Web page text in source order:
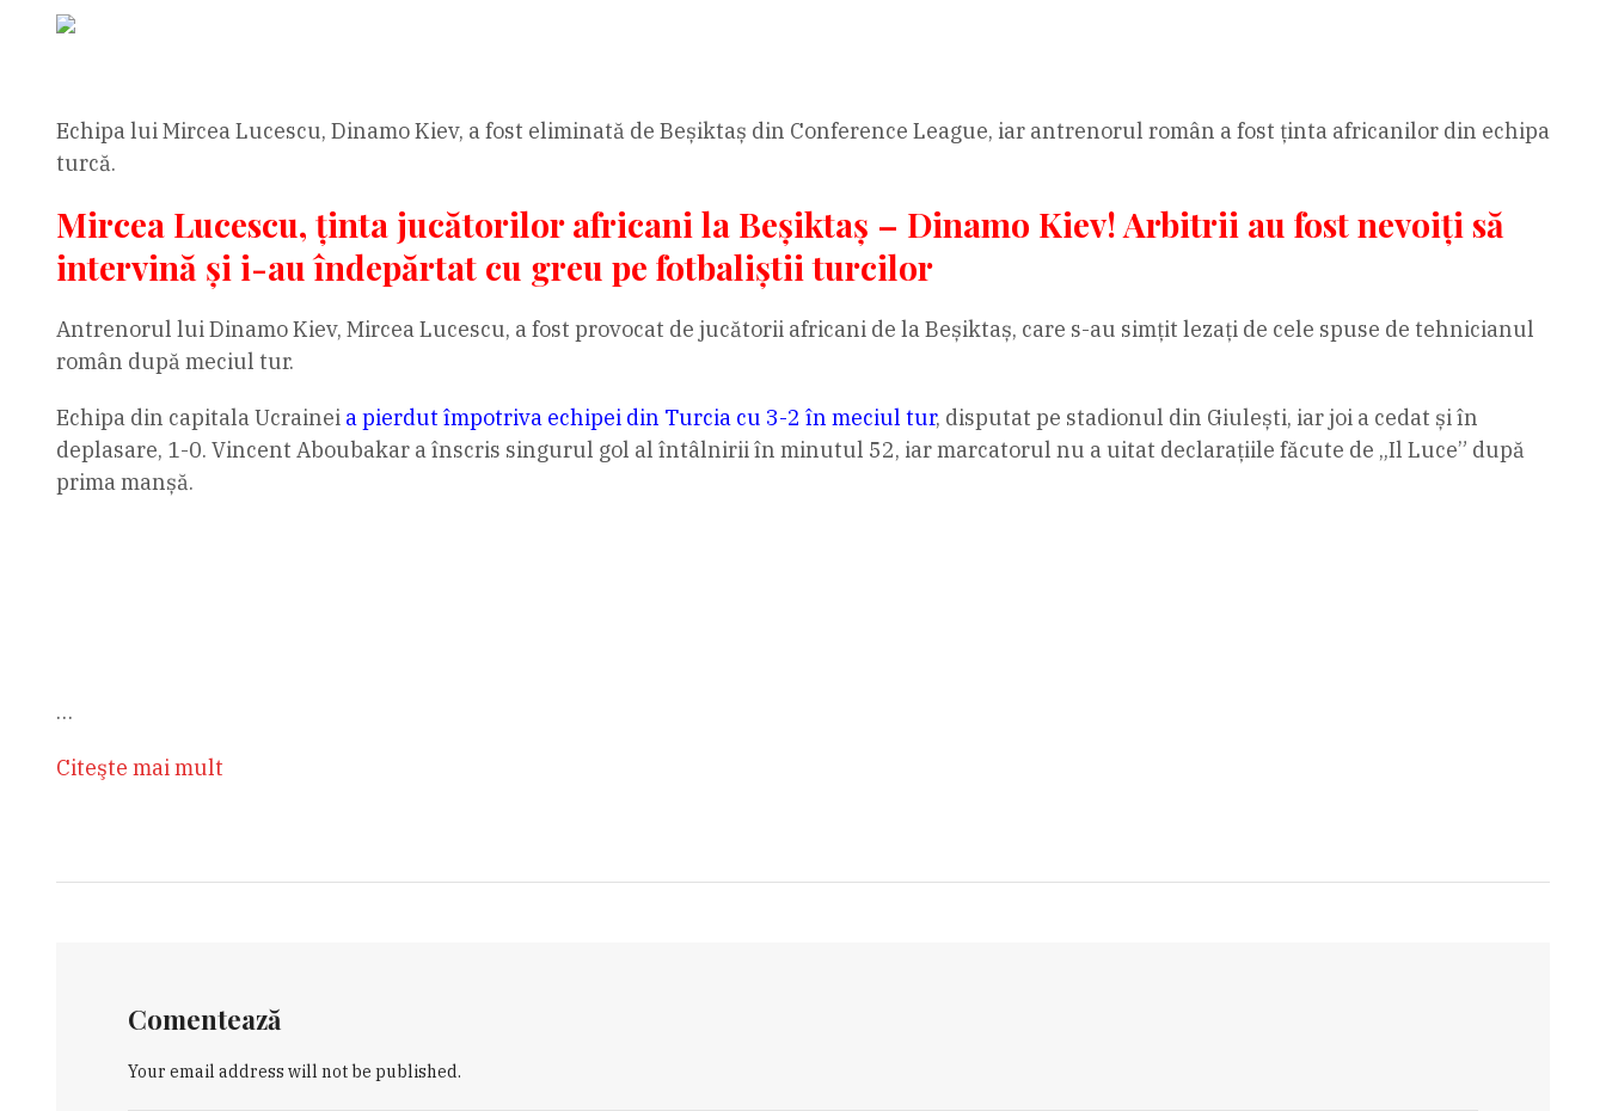
Echipa lui Mircea Lucescu, Dinamo Kiev, a fost eliminată de Beșiktaș din Conference League, iar antrenorul român a fost ținta africanilor din echipa
turcă.
Mircea Lucescu, ținta jucătorilor africani la Beșiktaș – Dinamo Kiev! Arbitrii au fost nevoiți să
intervină și i-au îndepărtat cu greu pe fotbaliștii turcilor
Antrenorul lui Dinamo Kiev, Mircea Lucescu, a fost provocat de jucătorii africani de la Beșiktaș, care s-au simțit lezați de cele spuse de tehnicianul
român după meciul tur.
Echipa din capitala Ucrainei a pierdut împotriva echipei din Turcia cu 3-2 în meciul tur, disputat pe stadionul din Giulești, iar joi a cedat și în
deplasare, 1-0. Vincent Aboubakar a înscris singurul gol al întâlnirii în minutul 52, iar marcatorul nu a uitat declarațiile făcute de „Il Luce” după
prima manșă.
…
Citeşte mai mult
Comentează
Your email address will not be published.